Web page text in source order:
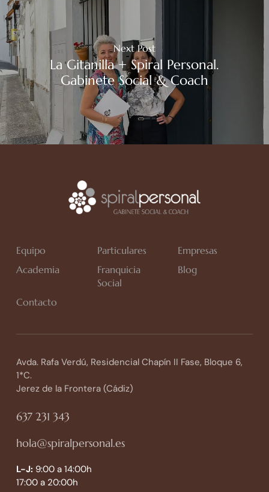
Next Post
La Gitanilla + Spiral Personal.
Gabinete Social & Coach
Equipo Particulares
Empresas
Academia
Franquicia
Social
Blog
Contacto
Avda. Rafa Verdú, Residencial Chapín II Fase, Bloque 6,
1*C.
Jerez de la Frontera (Cádiz)
637 231 343
hola@spiralpersonal.es
L-J: 9:00 a 14:00h
17:00 a 20:00h